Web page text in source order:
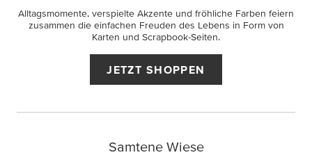
Alltagsmomente, verspielte Akzente und fröhliche Farben feiern
zusammen die einfachen Freuden des Lebens in Form von
Karten und Scrapbook-Seiten.
JETZT SHOPPEN
Samtene Wiese